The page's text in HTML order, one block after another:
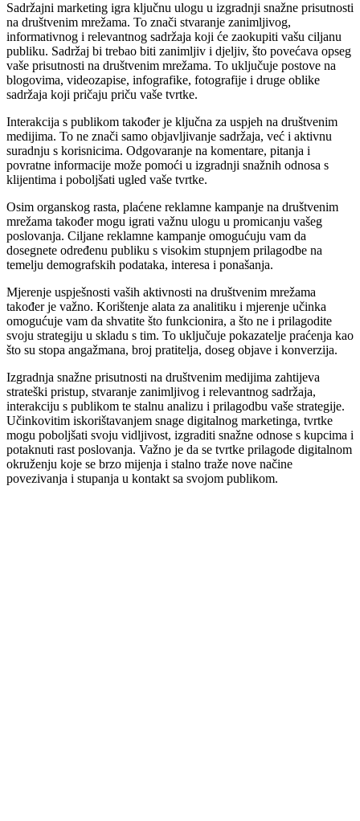
Sadržajni marketing igra ključnu ulogu u izgradnji snažne prisutnosti
na društvenim mrežama. To znači stvaranje zanimljivog,
informativnog i relevantnog sadržaja koji će zaokupiti vašu ciljanu
publiku. Sadržaj bi trebao biti zanimljiv i djeljiv, što povećava opseg
vaše prisutnosti na društvenim mrežama. To uključuje postove na
blogovima, videozapise, infografike, fotografije i druge oblike
sadržaja koji pričaju priču vaše tvrtke.
Interakcija s publikom također je ključna za uspjeh na društvenim
medijima. To ne znači samo objavljivanje sadržaja, već i aktivnu
suradnju s korisnicima. Odgovaranje na komentare, pitanja i
povratne informacije može pomoći u izgradnji snažnih odnosa s
klijentima i poboljšati ugled vaše tvrtke.
Osim organskog rasta, plaćene reklamne kampanje na društvenim
mrežama također mogu igrati važnu ulogu u promicanju vašeg
poslovanja. Ciljane reklamne kampanje omogućuju vam da
dosegnete određenu publiku s visokim stupnjem prilagodbe na
temelju demografskih podataka, interesa i ponašanja.
Mjerenje uspješnosti vaših aktivnosti na društvenim mrežama
također je važno. Korištenje alata za analitiku i mjerenje učinka
omogućuje vam da shvatite što funkcionira, a što ne i prilagodite
svoju strategiju u skladu s tim. To uključuje pokazatelje praćenja kao
što su stopa angažmana, broj pratitelja, doseg objave i konverzija.
Izgradnja snažne prisutnosti na društvenim medijima zahtijeva
strateški pristup, stvaranje zanimljivog i relevantnog sadržaja,
interakciju s publikom te stalnu analizu i prilagodbu vaše strategije.
Učinkovitim iskorištavanjem snage digitalnog marketinga, tvrtke
mogu poboljšati svoju vidljivost, izgraditi snažne odnose s kupcima i
potaknuti rast poslovanja. Važno je da se tvrtke prilagode digitalnom
okruženju koje se brzo mijenja i stalno traže nove načine
povezivanja i stupanja u kontakt sa svojom publikom.